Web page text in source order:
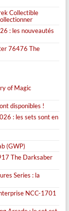
Collectible
: les nouveautés
76476 The
of Magic
disponibles !
: les sets sont en
(GWP)
The Darksaber
Series : la
NCC-1701